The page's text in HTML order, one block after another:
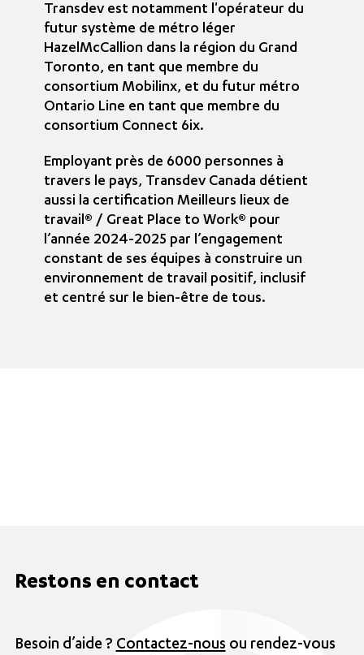
Transdev est notamment l'opérateur du
futur système de métro léger
HazelMcCallion dans la région du Grand
Toronto, en tant que membre du
consortium Mobilinx, et du futur métro
Ontario Line en tant que membre du
consortium Connect 6ix.
Employant près de 6000 personnes à
travers le pays, Transdev Canada détient
aussi la certification Meilleurs lieux de
travail® / Great Place to Work® pour
l’année 2024-2025 par l’engagement
constant de ses équipes à construire un
environnement de travail positif, inclusif
et centré sur le bien-être de tous.
Restons en contact
Besoin d’aide ? Contactez-nous ou rendez-vous